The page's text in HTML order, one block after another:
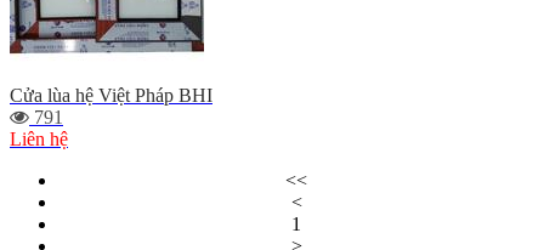
Cửa lùa hệ Việt Pháp BHI
791
Liên hệ
<<
<
1
>